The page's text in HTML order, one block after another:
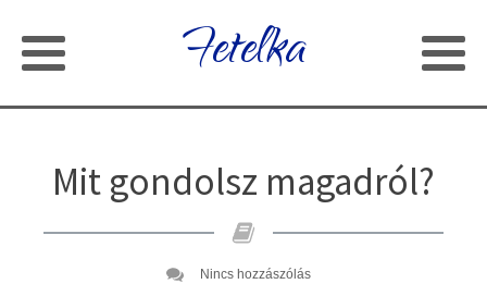
Fetelka
Mit gondolsz magadról?
Nincs hozzászólás